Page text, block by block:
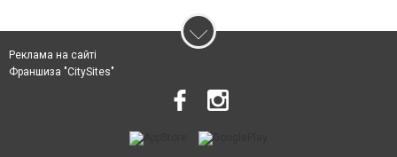
Реклама на сайті
Франшиза "CitySites"